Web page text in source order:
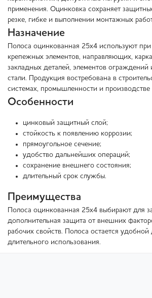
применения. Оцинковка сохраняет
резке, гибке и выполнении монтажных
Назначение
Полоса оцинкованная 25x4 используют при
крепежных элементов, направляющих,
закладных деталей, элементов ограждений
стали. Продукция востребована в
системах, промышленности и производстве
Особенности
цинковый защитный слой;
стойкость к появлению коррозии;
прямоугольное сечение;
удобство дальнейших операций;
сохранение внешнего состояния;
длительный срок службы.
Преимущества
Полоса оцинкованная 25x4 выбирают для
дополнительная защита от внешних
рабочих свойств. Полоса остается удобной
длительного использования.